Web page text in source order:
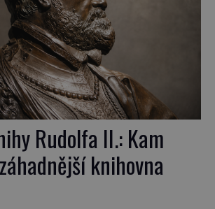
Rudolfa II.: Kam
knihovna